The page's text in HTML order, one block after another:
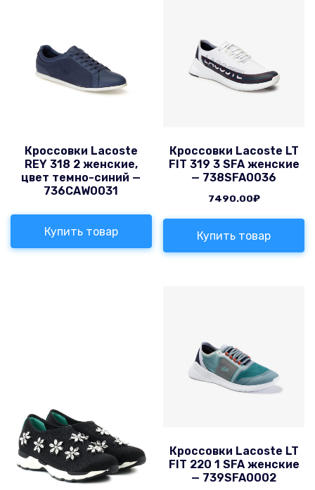
Кроссовки Lacoste
REY 318 2 женские,
цвет темно-синий —
736CAW0031
Купить товар
Кроссовки Lacoste LT
FIT 319 3 SFA женские
— 738SFA0036
7490.00₽
Купить товар
Кроссовки Lacoste LT
FIT 220 1 SFA женские
— 739SFA0002